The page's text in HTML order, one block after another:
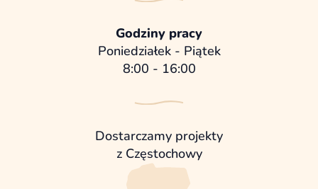
Godziny pracy
Poniedziałek - Piątek
8:00 - 16:00
Dostarczamy projekty
z Częstochowy